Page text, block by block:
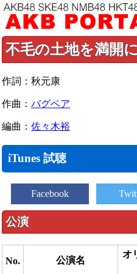
不毛の土地を満開に
作詞：秋元康
作曲：バグベア
編曲：佐々木裕
iTunes 試聴
Facebook
公演
No. 公演名
オ